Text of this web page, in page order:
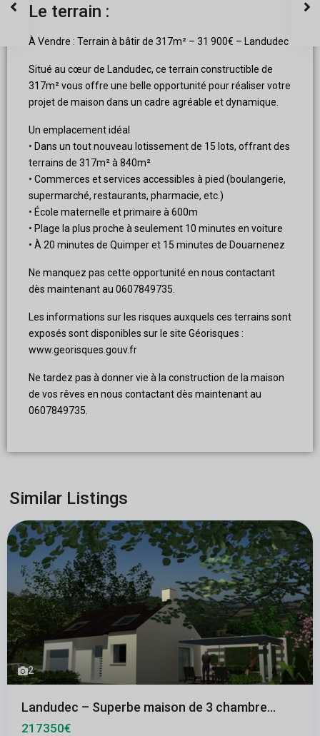
Le terrain :
À Vendre : Terrain à bâtir de 317m² – 31 900€ – Landudec
Situé au cœur de Landudec, ce terrain constructible de
317m² vous offre une belle opportunité pour réaliser votre
projet de maison dans un cadre agréable et dynamique.
Un emplacement idéal
• Dans un tout nouveau lotissement de 15 lots, offrant des
terrains de 317m² à 840m²
• Commerces et services accessibles à pied (boulangerie,
supermarché, restaurants, pharmacie, etc.)
• École maternelle et primaire à 600m
• Plage la plus proche à seulement 10 minutes en voiture
• À 20 minutes de Quimper et 15 minutes de Douarnenez
Ne manquez pas cette opportunité en nous contactant
dès maintenant au 0607849735.
Les informations sur les risques auxquels ces terrains sont
exposés sont disponibles sur le site Géorisques :
www.georisques.gouv.fr
Ne tardez pas à donner vie à la construction de la maison
de vos rêves en nous contactant dès maintenant au
0607849735.
Similar Listings
2
Landudec – Superbe maison de 3 chambre...
217350€